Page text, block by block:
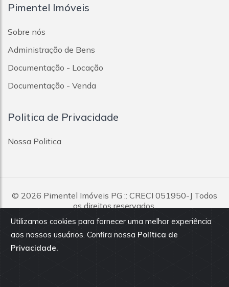
Utilizamos cookies para fornecer uma melhor experiência
aos nossos usuários. Confira nossa Política de
Privacidade.
Pimentel Imóveis
Sobre nós
Administração de Bens
Documentação - Locação
Documentação - Venda
Politica de Privacidade
Nossa Politica
© 2026 Pimentel Imóveis PG :: CRECI 051950-J Todos
os direitos reservados.
Todas as informações e valores exibidos neste portal são
fornecidos pelos proprietários dos imóveis, podendo sofrer
alterações sem aviso prévio. Antes da proposta, consulte nossos